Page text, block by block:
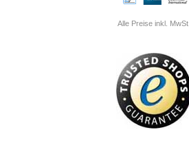
Alle Preise inkl. MwSt.